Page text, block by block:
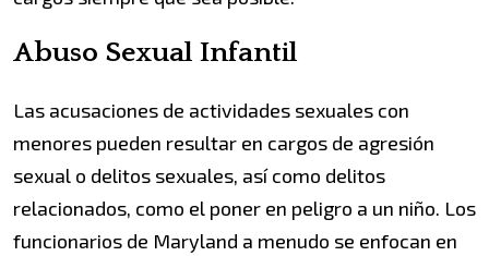
Abuso Sexual Infantil
Las acusaciones de actividades sexuales con
menores pueden resultar en cargos de agresión
sexual o delitos sexuales, así como delitos
relacionados, como el poner en peligro a un niño. Los
funcionarios de Maryland a menudo se enfocan en